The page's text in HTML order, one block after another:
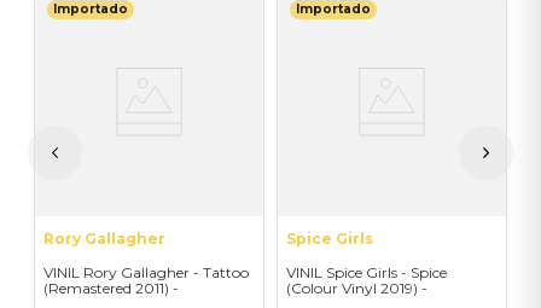
Importado
Rory Gallagher
VINIL Rory Gallagher - Tattoo
(Remastered 2011) -
Importado
Spice Girls
VINIL Spice Girls - Spice
(Colour Vinyl 2019) -